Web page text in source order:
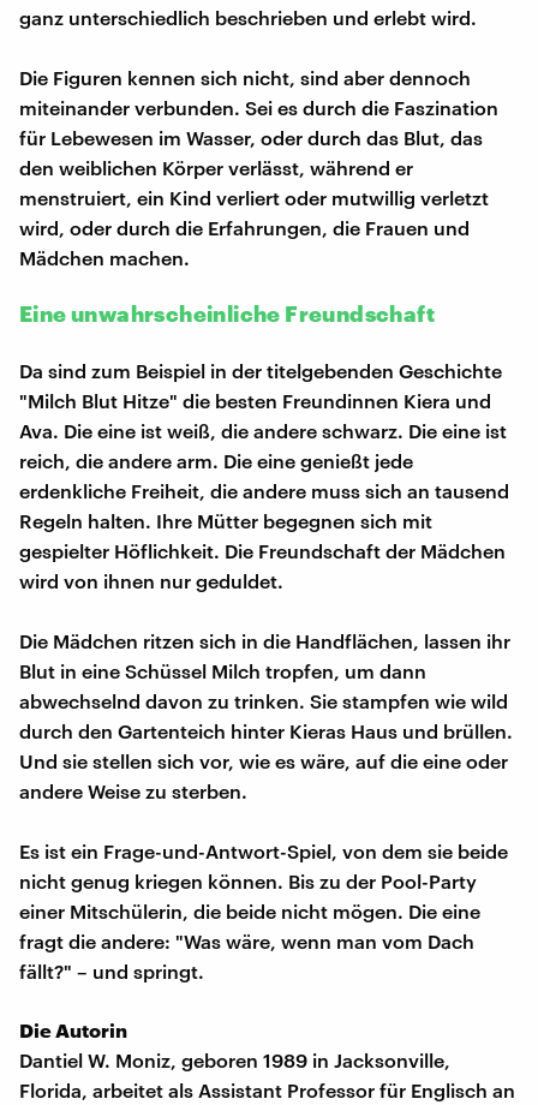
ganz unterschiedlich beschrieben und erlebt wird.
Die Figuren kennen sich nicht, sind aber dennoch
miteinander verbunden. Sei es durch die Faszination
für Lebewesen im Wasser, oder durch das Blut, das
den weiblichen Körper verlässt, während er
menstruiert, ein Kind verliert oder mutwillig verletzt
wird, oder durch die Erfahrungen, die Frauen und
Mädchen machen.
Eine unwahrscheinliche Freundschaft
Da sind zum Beispiel in der titelgebenden Geschichte
"Milch Blut Hitze" die besten Freundinnen Kiera und
Ava. Die eine ist weiß, die andere schwarz. Die eine ist
reich, die andere arm. Die eine genießt jede
erdenkliche Freiheit, die andere muss sich an tausend
Regeln halten. Ihre Mütter begegnen sich mit
gespielter Höflichkeit. Die Freundschaft der Mädchen
wird von ihnen nur geduldet.
Die Mädchen ritzen sich in die Handflächen, lassen ihr
Blut in eine Schüssel Milch tropfen, um dann
abwechselnd davon zu trinken. Sie stampfen wie wild
durch den Gartenteich hinter Kieras Haus und brüllen.
Und sie stellen sich vor, wie es wäre, auf die eine oder
andere Weise zu sterben.
Es ist ein Frage-und-Antwort-Spiel, von dem sie beide
nicht genug kriegen können. Bis zu der Pool-Party
einer Mitschülerin, die beide nicht mögen. Die eine
fragt die andere: "Was wäre, wenn man vom Dach
fällt?" – und springt.
Die Autorin
Dantiel W. Moniz, geboren 1989 in Jacksonville,
Florida, arbeitet als Assistant Professor für Englisch an